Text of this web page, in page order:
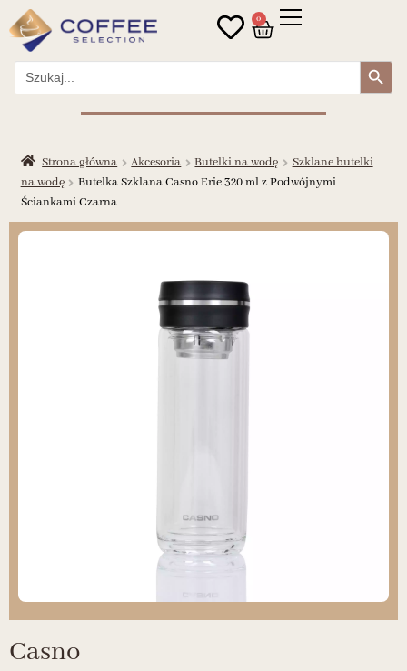
0
Search
for:
Search Button
Strona główna Akcesoria Butelki na wodę
Szklane butelki
na wodę
Butelka Szklana Casno Erie 320 ml z Podwójnymi
Ściankami Czarna
Casno